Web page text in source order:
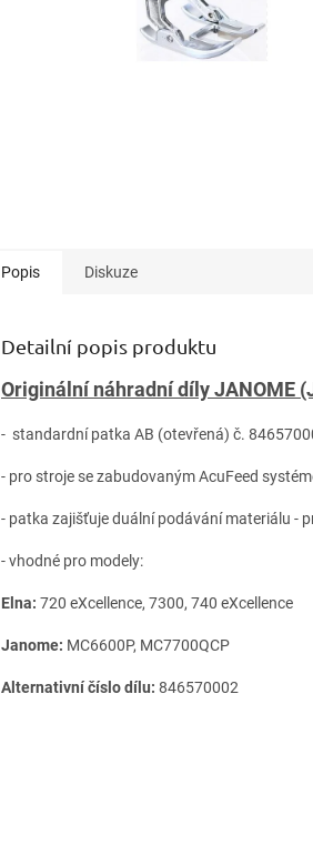
Popis Diskuze
Detailní popis produktu
Originální náhradní díly JANOME
- standardní patka AB (otevřená) č.
- pro stroje se zabudovaným AcuFeed
- patka zajišťuje duální podávání materiálu -
- vhodné pro modely:
Elna: 720 eXcellence, 7300, 740 eXcellence
Janome: MC6600P, MC7700QCP
Alternativní číslo dílu: 846570002